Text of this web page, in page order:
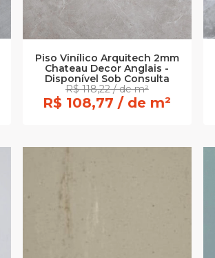
Piso Vinílico Arquitech 2mm
Chateau Decor Anglais -
Disponível Sob Consulta
R$ 118,22 / de m²
R$ 108,77 / de m²